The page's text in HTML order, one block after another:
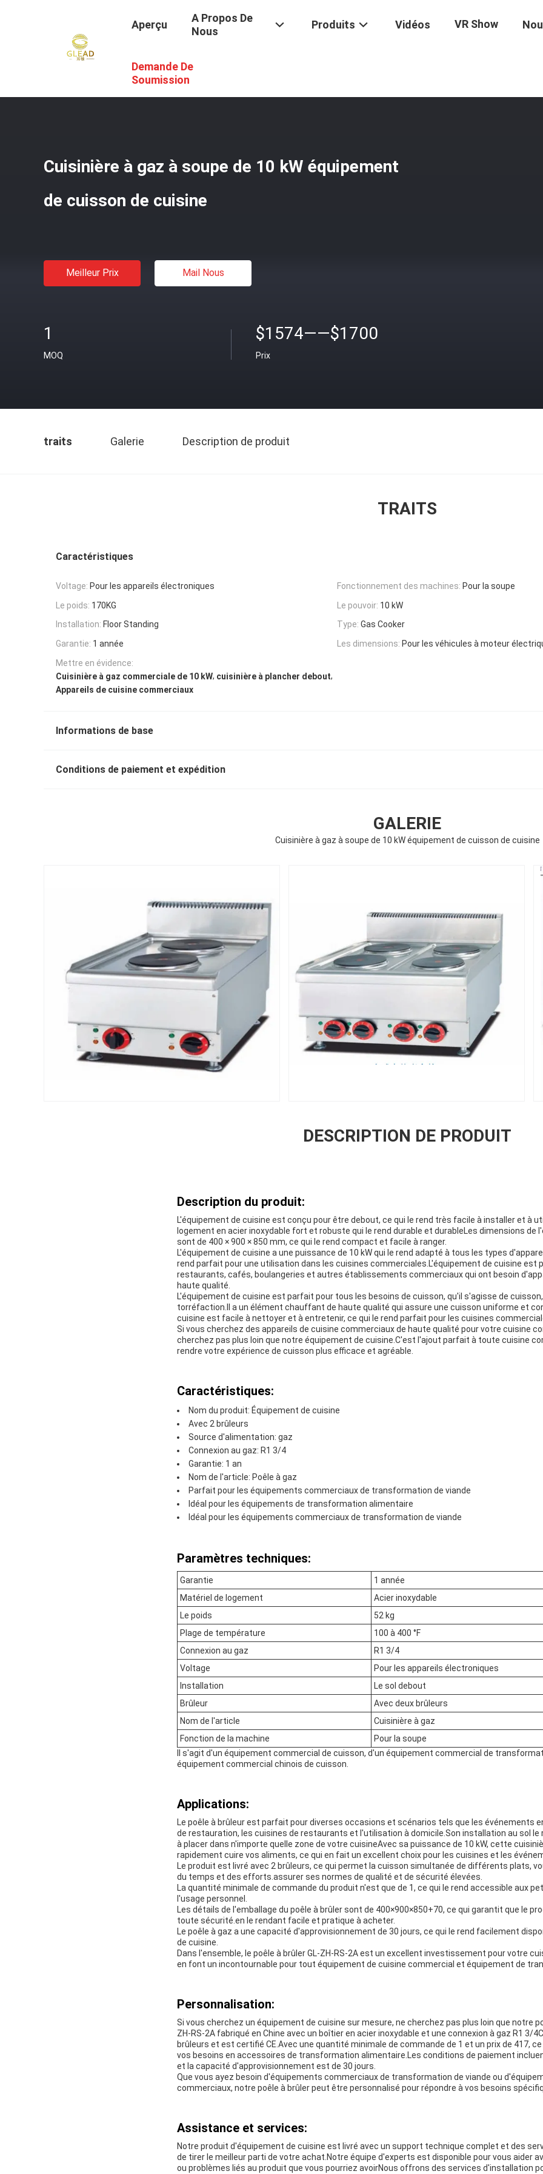
Aperçu
A Propos De
Nous
Produits Vidéos VR Show
Demande De
Soumission
Cuisine Faisant Cuire L'équipement
Cuisinière à gaz à soupe de 10 kW équipement
de cuisson de cuisine
Meilleur Prix Mail Nous
1
MOQ
$1574——$1700
Prix
traits Galerie Description de produit
TRAITS
Caractéristiques
Voltage: Pour les appareils électroniques Fonctionnement des machines: Pour la soupe
Le poids: 170KG Le pouvoir: 10 kW
Installation: Floor Standing Type: Gas Cooker
Garantie: 1 année Les dimensions: Pour les véhicules à moteur
Mettre en évidence:
Cuisinière à gaz commerciale de 10 kW, cuisinière à plancher debout,
Appareils de cuisine commerciaux
Informations de base
Conditions de paiement et expédition
GALERIE
Cuisinière à gaz à soupe de 10 kW équipement de cuisson de cuisine
DESCRIPTION DE PRODUIT
Description du produit:
L'équipement de cuisine est conçu pour être debout, ce qui le rend très facile à installer et à
logement en acier inoxydable fort et robuste qui le rend durable et durableLes dimensions de
sont de 400 × 900 × 850 mm, ce qui le rend compact et facile à ranger.
L'équipement de cuisine a une puissance de 10 kW qui le rend adapté à tous les types
rend parfait pour une utilisation dans les cuisines commerciales.L'équipement de cuisine est
restaurants, cafés, boulangeries et autres établissements commerciaux qui ont besoin
haute qualité.
L'équipement de cuisine est parfait pour tous les besoins de cuisson, qu'il s'agisse de
torréfaction.Il a un élément chauffant de haute qualité qui assure une cuisson uniforme et
cuisine est facile à nettoyer et à entretenir, ce qui le rend parfait pour les cuisines
Si vous cherchez des appareils de cuisine commerciaux de haute qualité pour votre cuisine
cherchez pas plus loin que notre équipement de cuisine.C'est l'ajout parfait à toute cuisine
rendre votre expérience de cuisson plus efficace et agréable.
Caractéristiques:
Nom du produit: Équipement de cuisine
Avec 2 brûleurs
Source d'alimentation: gaz
Connexion au gaz: R1 3/4
Garantie: 1 an
Nom de l'article: Poêle à gaz
Parfait pour les équipements commerciaux de transformation de viande
Idéal pour les équipements de transformation alimentaire
Idéal pour les équipements commerciaux de transformation de viande
Paramètres techniques:
Garantie
1 année
Matériel de logement
Acier inoxydable
Le poids
52 kg
Plage de température
100 à 400 °F
Connexion au gaz
R1 3/4
Voltage
Pour les appareils électroniques
Installation
Le sol debout
Brûleur
Avec deux brûleurs
Nom de l'article
Cuisinière à gaz
Fonction de la machine
Pour la soupe
Il s'agit d'un équipement commercial de cuisson, d'un équipement commercial de
équipement commercial chinois de cuisson.
Applications:
Le poêle à brûleur est parfait pour diverses occasions et scénarios tels que les événements
de restauration, les cuisines de restaurants et l'utilisation à domicile.Son installation au sol le
à placer dans n'importe quelle zone de votre cuisineAvec sa puissance de 10 kW, cette
rapidement cuire vos aliments, ce qui en fait un excellent choix pour les cuisines et les
Le produit est livré avec 2 brûleurs, ce qui permet la cuisson simultanée de différents plats,
du temps et des efforts.assurer ses normes de qualité et de sécurité élevées.
La quantité minimale de commande du produit n'est que de 1, ce qui le rend accessible aux
l'usage personnel.
Les détails de l'emballage du poêle à brûler sont de 400×900×850+70, ce qui garantit que le
toute sécurité.en le rendant facile et pratique à acheter.
Le poêle à gaz a une capacité d'approvisionnement de 30 jours, ce qui le rend facilement
de cuisine.
Dans l'ensemble, le poêle à brûler GL-ZH-RS-2A est un excellent investissement pour votre
en font un incontournable pour tout équipement de cuisine commercial et équipement de
Personnalisation:
Si vous cherchez un équipement de cuisine sur mesure, ne cherchez pas plus loin que notre
ZH-RS-2A fabriqué en Chine avec un boîtier en acier inoxydable et une connexion à gaz R1 3/
brûleurs et est certifié CE.Avec une quantité minimale de commande de 1 et un prix de 417,
vos besoins en accessoires de transformation alimentaire.Les conditions de paiement
et la capacité d'approvisionnement est de 30 jours.
Que vous ayez besoin d'équipements commerciaux de transformation de viande ou
commerciaux, notre poêle à brûler peut être personnalisé pour répondre à vos besoins
Assistance et services:
Notre produit d'équipement de cuisine est livré avec un support technique complet et des
de tirer le meilleur parti de votre achat.Notre équipe d'experts est disponible pour vous aider
ou problèmes liés au produit que vous pourriez avoirNous offrons des services d'installation